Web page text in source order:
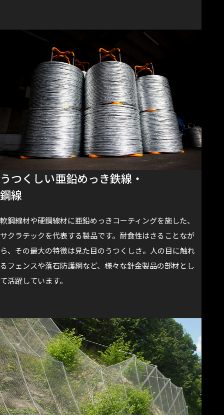
うつくしい亜鉛めっき鉄線・
鋼線
軟鋼線材や硬鋼線材に亜鉛めっきコーティングを施した、
サクラテックを代表する製品です。耐食性はさることなが
ら、その最大の特徴は見た目のうつくしさ。人の目に触れ
るフェンスや落石防護網など、様々な針金製品の部材とし
て活躍しています。